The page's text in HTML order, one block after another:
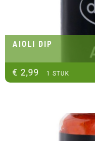
AIOLI DIP
€ 2,99 1 STUK